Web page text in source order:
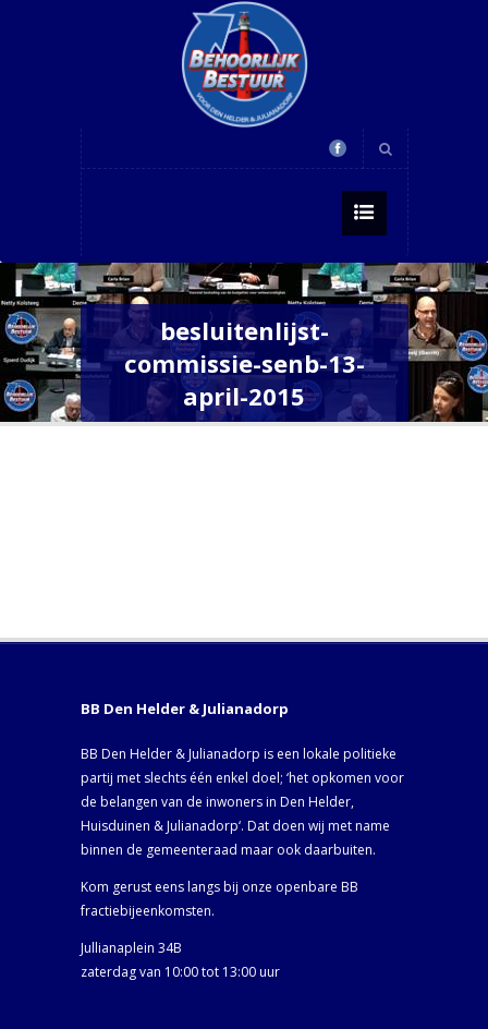
besluitenlijst-
commissie-senb-13-
april-2015
BB Den Helder & Julianadorp
BB Den Helder & Julianadorp is een lokale politieke
partij met slechts één enkel doel; ‘het opkomen voor
de belangen van de inwoners in Den Helder,
Huisduinen & Julianadorp‘. Dat doen wij met name
binnen de gemeenteraad maar ook daarbuiten.
Kom gerust eens langs bij onze openbare BB
fractiebijeenkomsten.
Jullianaplein 34B
zaterdag van 10:00 tot 13:00 uur